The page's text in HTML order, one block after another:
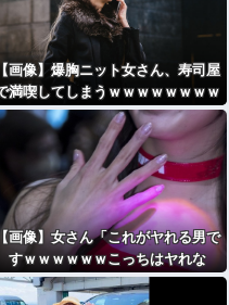
【画像】爆胸ニット女さん、寿司屋
満喫してしまうｗｗｗｗｗｗｗｗ
ｗｗ
画像】女さん「これがヤれる男で
すｗｗｗｗｗｗこっちはヤれな
い････」⇒！